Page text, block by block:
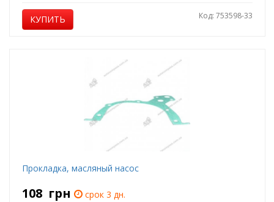
КУПИТЬ Код: 753598-33
Прокладка, масляный насос
108 грн
срок 3 дн.